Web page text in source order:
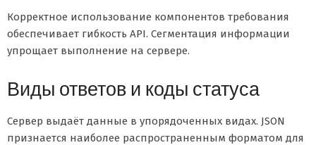
Корректное использование компонентов требования
обеспечивает гибкость API. Сегментация информации
упрощает выполнение на сервере.
Виды ответов и коды статуса
Сервер выдаёт данные в упорядоченных видах. JSON
признается наиболее распространенным форматом для